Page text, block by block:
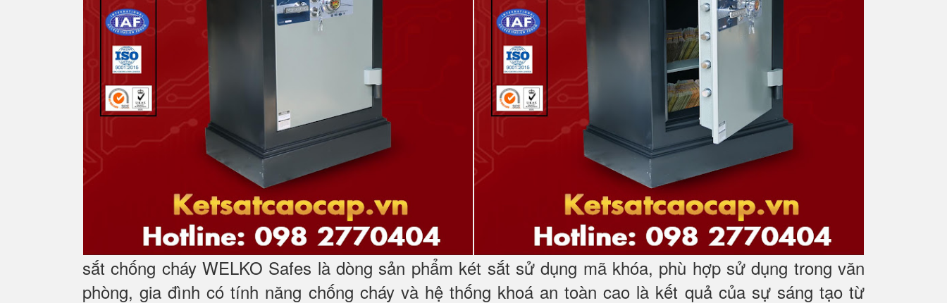
sắt chống cháy WELKO Safes là dòng sản phẩm két sắt sử dụng mã khóa, phù hợp sử dụng trong văn
phòng, gia đình có tính năng chống cháy và hệ thống khoá an toàn cao là kết quả của sự sáng tạo từ